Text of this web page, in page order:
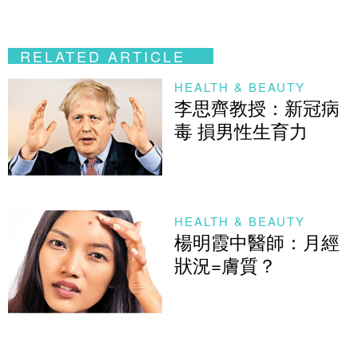
RELATED ARTICLE
HEALTH & BEAUTY
李思齊教授：新冠病
毒 損男性生育力
HEALTH & BEAUTY
楊明霞中醫師：月經
狀況=膚質？